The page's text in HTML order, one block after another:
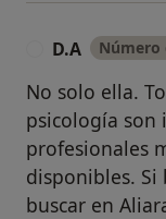
D.A Número
No solo ella.
psicología son
profesionales
disponibles. Si
buscar en